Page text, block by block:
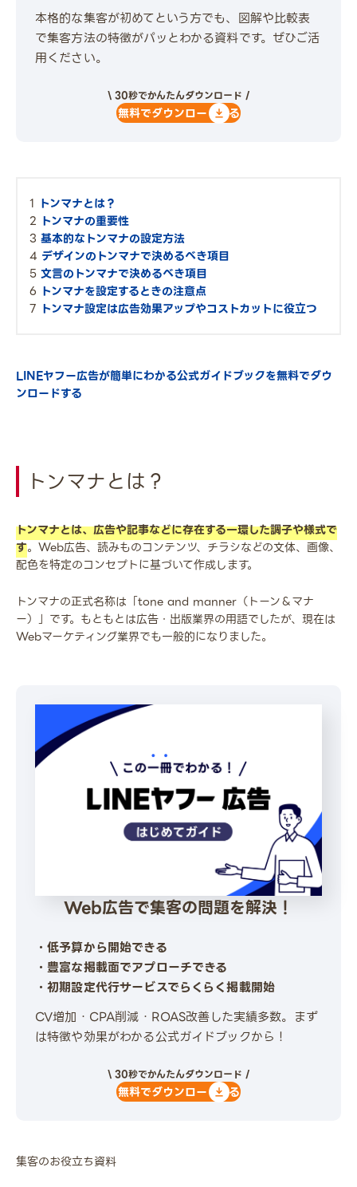
本格的な集客が初めてという方でも、図解や比較表
で集客方法の特徴がパッとわかる資料です。ぜひご活
用ください。
\ 30秒でかんたんダウンロード /
無料でダウンロードする
トンマナとは？
トンマナの重要性
基本的なトンマナの設定方法
デザインのトンマナで決めるべき項目
文言のトンマナで決めるべき項目
トンマナを設定するときの注意点
トンマナ設定は広告効果アップやコストカットに役立つ
LINEヤフー広告が簡単にわかる公式ガイドブックを無料でダウ
ンロードする
トンマナとは？
トンマナとは、広告や記事などに存在する一環した調子や様式で
す。Web広告、読みものコンテンツ、チラシなどの文体、画像、
配色を特定のコンセプトに基づいて作成します。
トンマナの正式名称は「tone and manner（トーン＆マナ
ー）」です。もともとは広告・出版業界の用語でしたが、現在は
Webマーケティング業界でも一般的になりました。
Web広告で集客の問題を解決！
・低予算から開始できる
・豊富な掲載面でアプローチできる
・初期設定代行サービスでらくらく掲載開始
CV増加・CPA削減・ROAS改善した実績多数。まず
は特徴や効果がわかる公式ガイドブックから！
\ 30秒でかんたんダウンロード /
無料でダウンロードする
集客のお役立ち資料